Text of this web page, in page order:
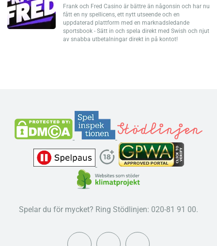
Frank och Fred Casino är bättre än någonsin och har nu
fått en ny spellicens, ett nytt utseende och en
uppdaterad plattform med en marknadsledande
sportsbook - Sätt in och spela direkt med Swish och njut
av snabba utbetalningar direkt in på kontot!
Spelar du för mycket? Ring Stödlinjen: 020-81 91 00.